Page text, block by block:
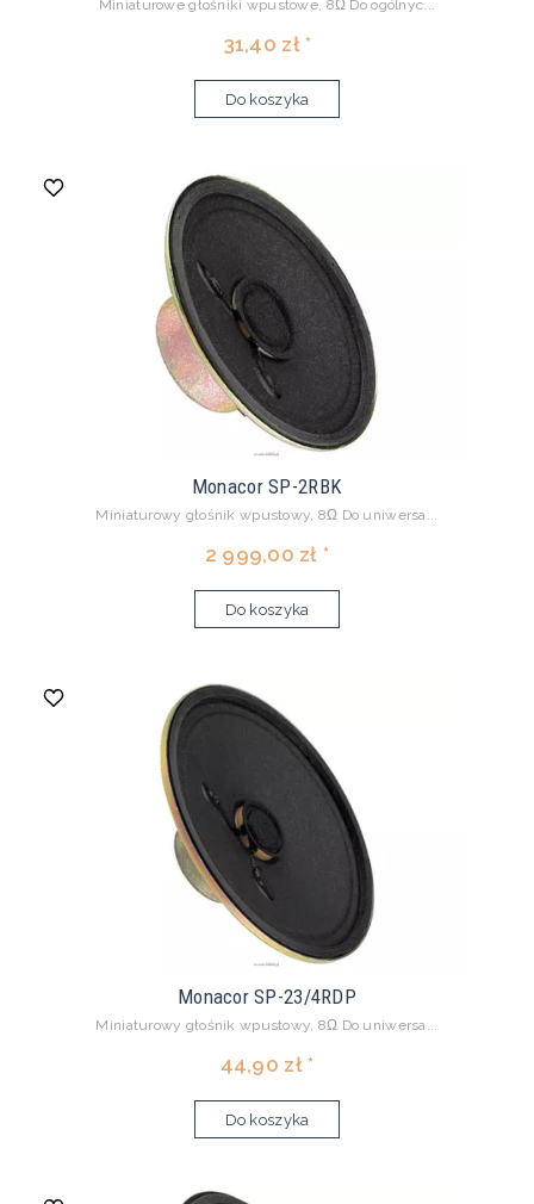
Miniaturowe głośniki wpustowe, 8Ω Do ogólnyc...
31,40 zł *
Do koszyka
Monacor SP-2RBK
Miniaturowy głośnik wpustowy, 8Ω Do uniwersa...
2 999,00 zł *
Do koszyka
Monacor SP-23/4RDP
Miniaturowy głośnik wpustowy, 8Ω Do uniwersa...
44,90 zł *
Do koszyka